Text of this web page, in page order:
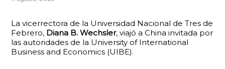
La vicerrectora de la Universidad Nacional de Tres de
Febrero, Diana B. Wechsler, viajó a China invitada por
las autoridades de la University of International
Business and Economics (UIBE).